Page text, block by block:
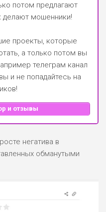
потом предлагают
делают мошенники!
проекты, которые
а только потом вы
телеграм канал
и не попадайтесь на
и отзывы
негатива в
обманутыми